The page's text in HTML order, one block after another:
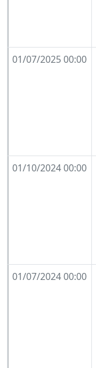
01/07/2025 00:00
01/10/2024 00:00
01/07/2024 00:00